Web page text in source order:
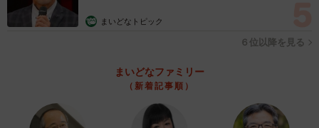
まいどなトピック
６位以降を見る
まいどなファミリー
（新着記事順）